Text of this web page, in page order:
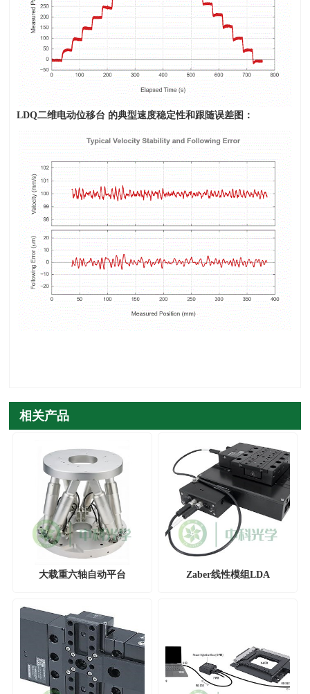
LDQ二维电动位移台 的典型速度稳定性和跟随误差图：
相关产品
大载重六轴自动平台 Zaber线性模组LDA